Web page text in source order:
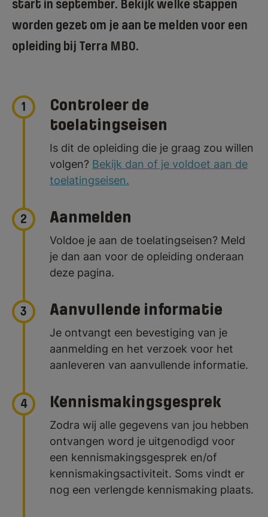
start in september. Bekijk welke stappen
worden gezet om je aan te melden voor een
opleiding bij Terra MBO.
1
Controleer de
toelatingseisen
Is dit de opleiding die je graag zou willen
volgen? Bekijk dan of je voldoet aan de
toelatingseisen.
2 Aanmelden
Voldoe je aan de toelatingseisen? Meld
je dan aan voor de opleiding onderaan
deze pagina.
3 Aanvullende informatie
Je ontvangt een bevestiging van je
aanmelding en het verzoek voor het
aanleveren van aanvullende informatie.
4 Kennismakingsgesprek
Zodra wij alle gegevens van jou hebben
ontvangen word je uitgenodigd voor
een kennismakingsgesprek en/of
kennismakingsactiviteit. Soms vindt er
nog een verlengde kennismaking plaats.